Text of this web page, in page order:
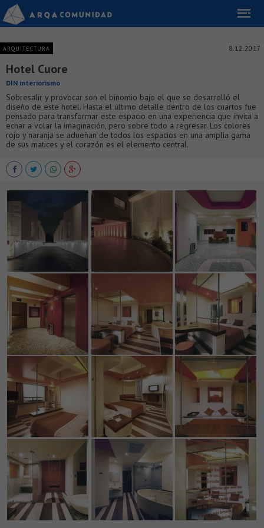
ARQUITECTURA 8.12.2017
Hotel Cuore
DIN interiorismo
Sobresalir y provocar son el binomio bajo el que se desarrolló el
diseño de este hotel. Hasta el último detalle dentro de los cuartos fue
pensado para transformar este espacio en una experiencia que invita a
echar a volar la imaginación, pero sobre todo a regresar. Los colores
rojo y naranja se adueñan de todos los espacios en una amplia gama
de sus matices y el corazón es el elemento central.